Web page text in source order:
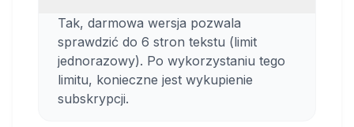
Praktyczne zastosowania
Sprawdzanie komunikacji firmowej
Upraszczanie instrukcji i dokumentacji
Weryfikacja tekstów na stronę internetową
Tak, darmowa wersja pozwala
sprawdzić do 6 stron tekstu (limit
jednorazowy). Po wykorzystaniu tego
limitu, konieczne jest wykupienie
subskrypcji.